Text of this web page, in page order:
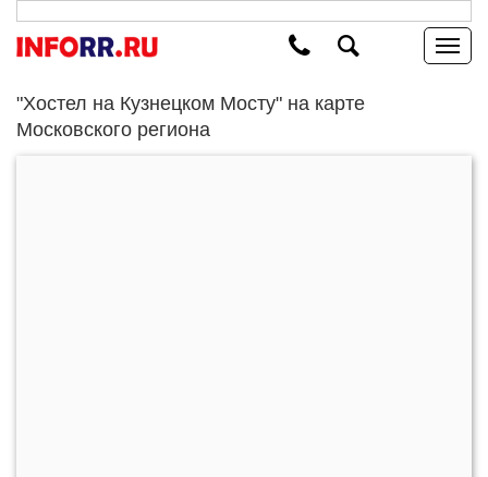
"Хостел на Кузнецком Мосту" на карте
Московского региона